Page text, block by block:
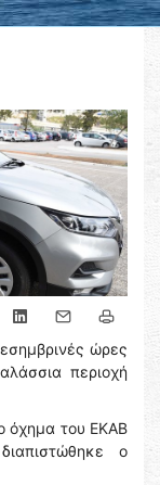
ώρες
περιοχή
όχημα του ΕΚΑΒ
ο